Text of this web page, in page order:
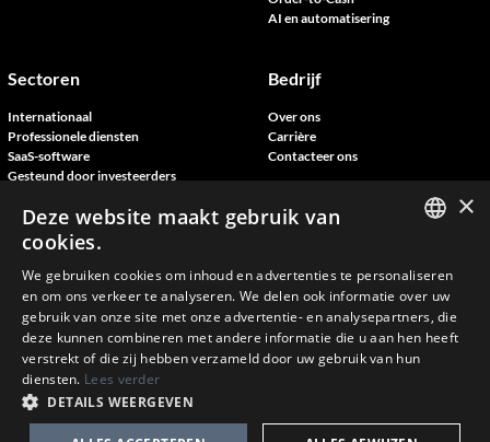
AI en automatisering
Sectoren
Internationaal
Professionele diensten
SaaS-software
Gesteund door investeerders
Bedrijf
Over ons
Carrière
Contacteer ons
Bronnen
Blog
Klantverhalen
Neem deel aan onze evenementen
Copyright © Novutech 2026 | Alle rechten voorbehouden
ConnectoBank algemene voorwaardenAlgemene voorwaardenPrivacybeleid
ENGLISH
DANISH
×
Deze website maakt gebruik van
cookies.
We gebruiken cookies om inhoud en advertenties te personaliseren
en om ons verkeer te analyseren. We delen ook informatie over uw
gebruik van onze site met onze advertentie- en analysepartners, die
deze kunnen combineren met andere informatie die u aan hen heeft
verstrekt of die zij hebben verzameld door uw gebruik van hun
diensten. Lees verder
DETAILS WEERGEVEN